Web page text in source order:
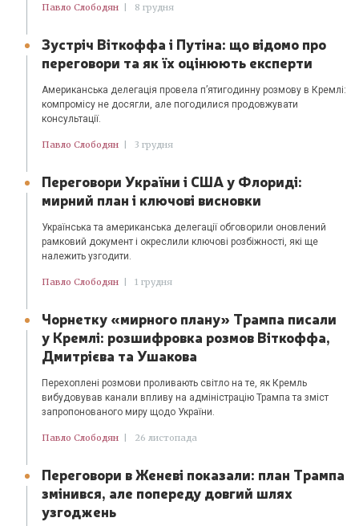
Павло Слободян 8 грудня
Зустріч Віткоффа і Путіна: що відомо про
переговори та як їх оцінюють експерти
Американська делегація провела п’ятигодинну розмову в Кремлі:
компромісу не досягли, але погодилися продовжувати
консультації.
Павло Слободян 3 грудня
Переговори України і США у Флориді:
мирний план і ключові висновки
Українська та американська делегації обговорили оновлений
рамковий документ і окреслили ключові розбіжності, які ще
належить узгодити.
Павло Слободян 1 грудня
Чорнетку «мирного плану» Трампа писали
у Кремлі: розшифровка розмов Віткоффа,
Дмитрієва та Ушакова
Перехоплені розмови проливають світло на те, як Кремль
вибудовував канали впливу на адміністрацію Трампа та зміст
запропонованого миру щодо України.
Павло Слободян 26 листопада
Переговори в Женеві показали: план Трампа
змінився, але попереду довгий шлях
узгоджень